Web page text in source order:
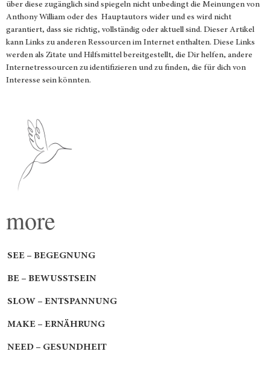
über diese zugänglich sind spiegeln nicht unbedingt die Meinungen von
Anthony William oder des Hauptautors wider und es wird nicht
garantiert, dass sie richtig, vollständig oder aktuell sind. Dieser Artikel
kann Links zu anderen Ressourcen im Internet enthalten. Diese Links
werden als Zitate und Hilfsmittel bereitgestellt, die Dir helfen, andere
Internetressourcen zu identifizieren und zu finden, die für dich von
Interesse sein könnten.
more
SEE – BEGEGNUNG
BE – BEWUSSTSEIN
SLOW – ENTSPANNUNG
MAKE – ERNÄHRUNG
NEED – GESUNDHEIT